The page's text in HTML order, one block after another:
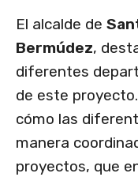
El alcalde de
Bermúdez,
diferentes
de este
cómo las
manera
proyectos, que